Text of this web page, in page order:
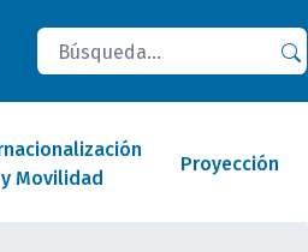
Buscar
y Movilidad
Proyección